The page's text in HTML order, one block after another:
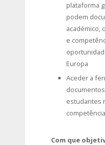
plataforma
podem
académico,
e
Europa
Aceder a
estudantes
Com que